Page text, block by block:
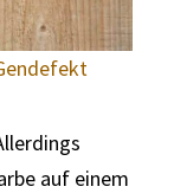
auf einem